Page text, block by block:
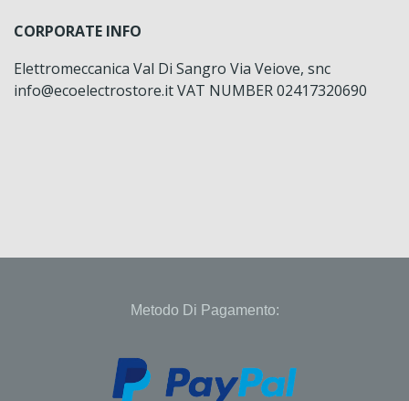
CORPORATE INFO
Elettromeccanica Val Di Sangro Via Veiove, snc
info@ecoelectrostore.it VAT NUMBER 02417320690
Metodo Di Pagamento: